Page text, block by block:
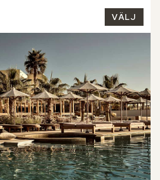
VÄLJ